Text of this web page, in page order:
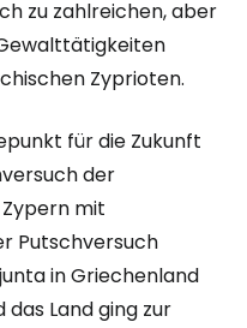
zu zahlreichen, aber
Zyprioten.
für die Zukunft
der
mit
Putschversuch
in Griechenland
Land ging zur